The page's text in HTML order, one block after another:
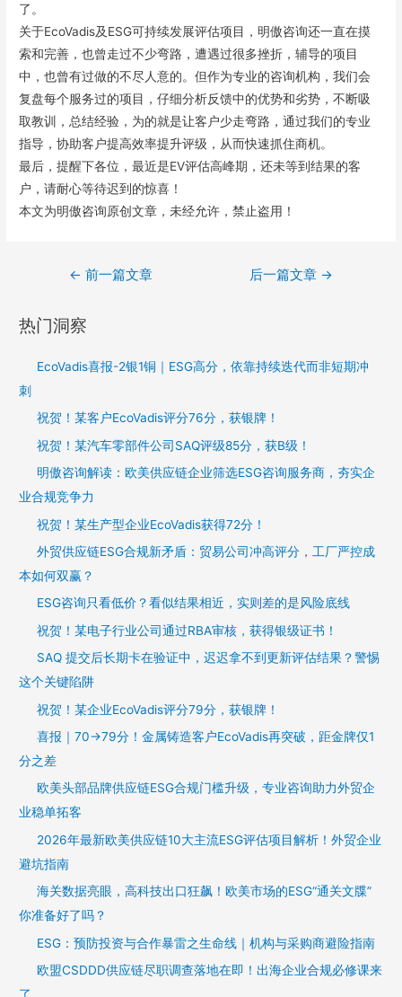
了。
关于EcoVadis及ESG可持续发展评估项目，明傲咨询还一直在摸
索和完善，也曾走过不少弯路，遭遇过很多挫折，辅导的项目
中，也曾有过做的不尽人意的。但作为专业的咨询机构，我们会
复盘每个服务过的项目，仔细分析反馈中的优势和劣势，不断吸
取教训，总结经验，为的就是让客户少走弯路，通过我们的专业
指导，协助客户提高效率提升评级，从而快速抓住商机。
最后，提醒下各位，最近是EV评估高峰期，还未等到结果的客
户，请耐心等待迟到的惊喜！
本文为明傲咨询原创文章，未经允许，禁止盗用！
← 前一篇文章 后一篇文章 →
热门洞察
EcoVadis喜报-2银1铜｜ESG高分，依靠持续迭代而非短期冲
刺
祝贺！某客户EcoVadis评分76分，获银牌！
祝贺！某汽车零部件公司SAQ评级85分，获B级！
明傲咨询解读：欧美供应链企业筛选ESG咨询服务商，夯实企
业合规竞争力
祝贺！某生产型企业EcoVadis获得72分！
外贸供应链ESG合规新矛盾：贸易公司冲高评分，工厂严控成
本如何双赢？
ESG咨询只看低价？看似结果相近，实则差的是风险底线
祝贺！某电子行业公司通过RBA审核，获得银级证书！
SAQ 提交后长期卡在验证中，迟迟拿不到更新评估结果？警惕
这个关键陷阱
祝贺！某企业EcoVadis评分79分，获银牌！
喜报｜70→79分！金属铸造客户EcoVadis再突破，距金牌仅1
分之差
欧美头部品牌供应链ESG合规门槛升级，专业咨询助力外贸企
业稳单拓客
2026年最新欧美供应链10大主流ESG评估项目解析！外贸企业
避坑指南
海关数据亮眼，高科技出口狂飙！欧美市场的ESG“通关文牒”
你准备好了吗？
ESG：预防投资与合作暴雷之生命线｜机构与采购商避险指南
欧盟CSDDD供应链尽职调查落地在即！出海企业合规必修课来